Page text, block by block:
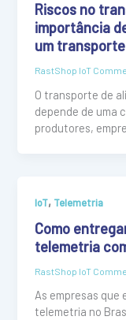
Riscos no
importância
um
RastShop IoT
O transporte de
depende de uma
produtores,
IoT, Telemetria
Como
telemetria
RastShop IoT
As empresas que
telemetria no